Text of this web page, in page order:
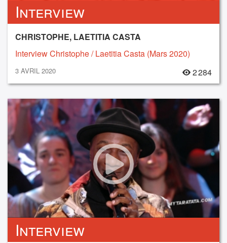
Interview
CHRISTOPHE, LAETITIA CASTA
Interview Christophe / Laetitia Casta (Mars 2020)
3 AVRIL 2020 2 284
Interview